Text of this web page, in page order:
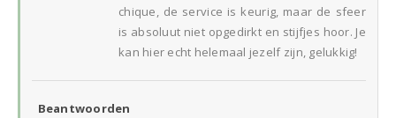
chique, de service is keurig, maar de sfeer
is absoluut niet opgedirkt en stijfjes hoor. Je
kan hier echt helemaal jezelf zijn, gelukkig!
Beantwoorden